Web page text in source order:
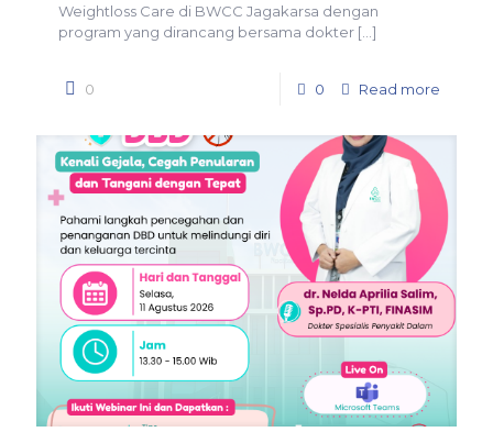
Weightloss Care di BWCC Jagakarsa dengan
program yang dirancang bersama dokter […]
0 0 Read more